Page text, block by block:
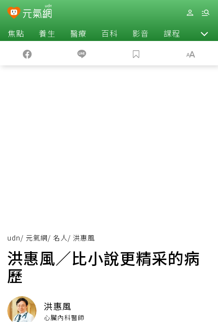
焦點 養生 醫療 百科 影音 課程 退休
udn/ 元氣網/ 名人/ 洪惠風
洪惠風／比小說更精采的病
歷
洪惠風
心臟內科醫師